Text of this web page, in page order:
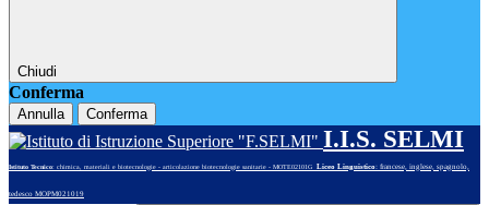
Chiudi
Conferma
Annulla Conferma
I.I.S. SELMI
Istituto Tecnico: chimica, materiali e biotecnologie - articolazione biotecnologie sanitarie - MOTE02101G Liceo Linguistico: francese, inglese, spagnolo,
tedesco MOPM021019